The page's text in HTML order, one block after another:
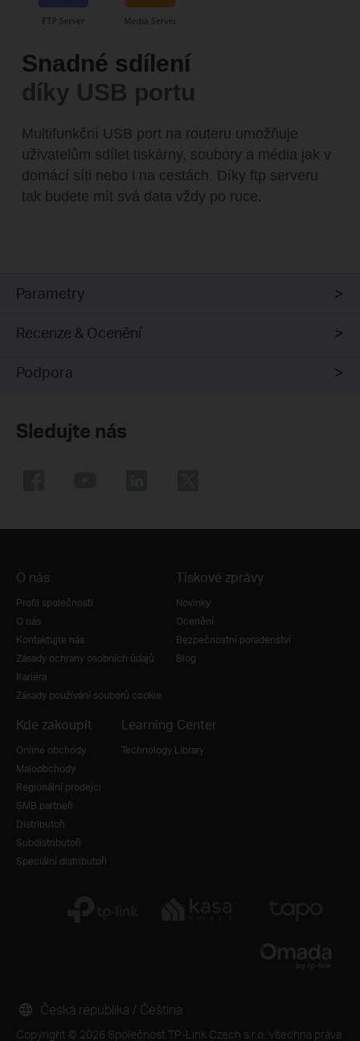
Snadné sdílení
díky USB portu
Multifunkční USB port na routeru umožňuje
uživatelům sdílet tiskárny, soubory a média jak v
domácí síti nebo i na cestách. Díky ftp serveru
tak budete mít svá data vždy po ruce.
Parametry
Recenze & Ocenění
Podpora
Sledujte nás
O nás
Profil společnosti
O nás
Kontaktujte nás
Zásady ochrany osobních údajů
Kariéra
Zásady používání souborů cookie
Tiskové zprávy
Novinky
Ocenění
Bezpečnostní poradenství
Blog
Kde zakoupit
Online obchody
Maloobchody
Regionální prodejci
SMB partneři
Distributoři
Subdistributoři
Speciální distributoři
Learning Center
Technology Library
Copyright © 2026 Společnost TP-Link Czech s.r.o. Všechna práva
Česká republika / Čeština